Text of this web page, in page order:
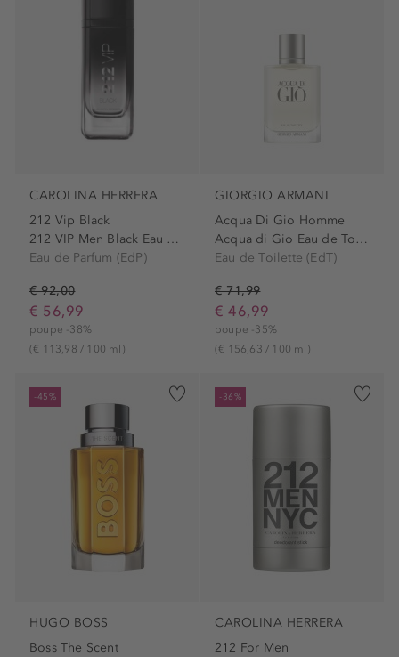
CAROLINA HERRERA
212 Vip Black
212 VIP Men Black Eau de...
Eau de Parfum (EdP)
€ 92,00
€ 56,99
poupe -38%
(€ 113,98 / 100 ml)
GIORGIO ARMANI
Acqua Di Gio Homme
Acqua di Gio Eau de Toilette
Eau de Toilette (EdT)
€ 71,99
€ 46,99
poupe -35%
(€ 156,63 / 100 ml)
-45%
HUGO BOSS
Boss The Scent
-36%
CAROLINA HERRERA
212 For Men